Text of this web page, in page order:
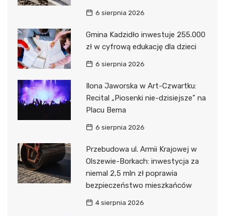
6 sierpnia 2026
Gmina Kadzidło inwestuje 255.000
zł w cyfrową edukację dla dzieci
6 sierpnia 2026
Ilona Jaworska w Art-Czwartku:
Recital „Piosenki nie-dzisiejsze” na
Placu Bema
6 sierpnia 2026
Przebudowa ul. Armii Krajowej w
Olszewie-Borkach: inwestycja za
niemal 2,5 mln zł poprawia
bezpieczeństwo mieszkańców
4 sierpnia 2026